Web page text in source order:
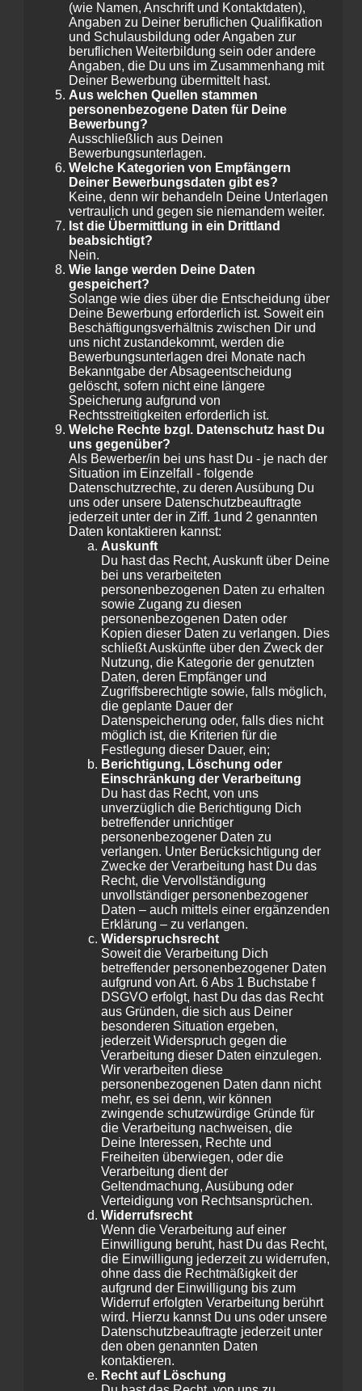
(wie Namen, Anschrift und Kontaktdaten),
Angaben zu Deiner beruflichen Qualifikation
und Schulausbildung oder Angaben zur
beruflichen Weiterbildung sein oder andere
Angaben, die Du uns im Zusammenhang mit
Deiner Bewerbung übermittelt hast.
Aus welchen Quellen stammen
personenbezogene Daten für Deine
Bewerbung?
Ausschließlich aus Deinen
Bewerbungsunterlagen.
Welche Kategorien von Empfängern
Deiner Bewerbungsdaten gibt es?
Keine, denn wir behandeln Deine Unterlagen
vertraulich und gegen sie niemandem weiter.
Ist die Übermittlung in ein Drittland
beabsichtigt?
Nein.
Wie lange werden Deine Daten
gespeichert?
Solange wie dies über die Entscheidung über
Deine Bewerbung erforderlich ist. Soweit ein
Beschäftigungsverhältnis zwischen Dir und
uns nicht zustandekommt, werden die
Bewerbungsunterlagen drei Monate nach
Bekanntgabe der Absageentscheidung
gelöscht, sofern nicht eine längere
Speicherung aufgrund von
Rechtsstreitigkeiten erforderlich ist.
Welche Rechte bzgl. Datenschutz hast Du
uns gegenüber?
Als Bewerber/in bei uns hast Du - je nach der
Situation im Einzelfall - folgende
Datenschutzrechte, zu deren Ausübung Du
uns oder unsere Datenschutzbeauftragte
jederzeit unter der in Ziff. 1und 2 genannten
Daten kontaktieren kannst:
Auskunft
Du hast das Recht, Auskunft über Deine
bei uns verarbeiteten
personenbezogenen Daten zu erhalten
sowie Zugang zu diesen
personenbezogenen Daten oder
Kopien dieser Daten zu verlangen. Dies
schließt Auskünfte über den Zweck der
Nutzung, die Kategorie der genutzten
Daten, deren Empfänger und
Zugriffsberechtigte sowie, falls möglich,
die geplante Dauer der
Datenspeicherung oder, falls dies nicht
möglich ist, die Kriterien für die
Festlegung dieser Dauer, ein;
Berichtigung, Löschung oder
Einschränkung der Verarbeitung
Du hast das Recht, von uns
unverzüglich die Berichtigung Dich
betreffender unrichtiger
personenbezogener Daten zu
verlangen. Unter Berücksichtigung der
Zwecke der Verarbeitung hast Du das
Recht, die Vervollständigung
unvollständiger personenbezogener
Daten – auch mittels einer ergänzenden
Erklärung – zu verlangen.
Widerspruchsrecht
Soweit die Verarbeitung Dich
betreffender personenbezogener Daten
aufgrund von Art. 6 Abs 1 Buchstabe f
DSGVO erfolgt, hast Du das das Recht
aus Gründen, die sich aus Deiner
besonderen Situation ergeben,
jederzeit Widerspruch gegen die
Verarbeitung dieser Daten einzulegen.
Wir verarbeiten diese
personenbezogenen Daten dann nicht
mehr, es sei denn, wir können
zwingende schutzwürdige Gründe für
die Verarbeitung nachweisen, die
Deine Interessen, Rechte und
Freiheiten überwiegen, oder die
Verarbeitung dient der
Geltendmachung, Ausübung oder
Verteidigung von Rechtsansprüchen.
Widerrufsrecht
Wenn die Verarbeitung auf einer
Einwilligung beruht, hast Du das Recht,
die Einwilligung jederzeit zu widerrufen,
ohne dass die Rechtmäßigkeit der
aufgrund der Einwilligung bis zum
Widerruf erfolgten Verarbeitung berührt
wird. Hierzu kannst Du uns oder unsere
Datenschutzbeauftragte jederzeit unter
den oben genannten Daten
kontaktieren.
Recht auf Löschung